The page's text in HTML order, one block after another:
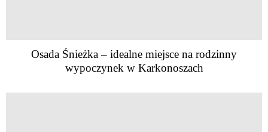
Osada Śnieżka – idealne miejsce na rodzinny
wypoczynek w Karkonoszach